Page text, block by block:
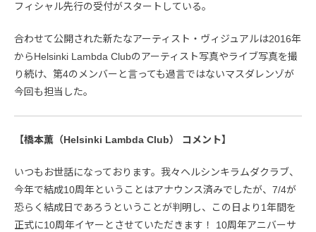
フィシャル先行の受付がスタートしている。
合わせて公開された新たなアーティスト・ヴィジュアルは2016年
からHelsinki Lambda Clubのアーティスト写真やライブ写真を撮
り続け、第4のメンバーと言っても過言ではないマスダレンゾが
今回も担当した。
【橋本薫（Helsinki Lambda Club） コメント】
いつもお世話になっております。我々ヘルシンキラムダクラブ、
今年で結成10周年ということはアナウンス済みでしたが、7/4が
恐らく結成日であろうということが判明し、この日より1年間を
正式に10周年イヤーとさせていただきます！ 10周年アニバーサ